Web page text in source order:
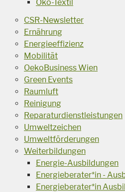
Öko-Textil
CSR-Newsletter
Ernährung
Energieeffizienz
Mobilität
OekoBusiness Wien
Green Events
Raumluft
Reinigung
Reparaturdienstleistungen
Umweltzeichen
Umweltförderungen
Weiterbildungen
Energie-Ausbildungen
Energieberater*in -
Energieberater*in